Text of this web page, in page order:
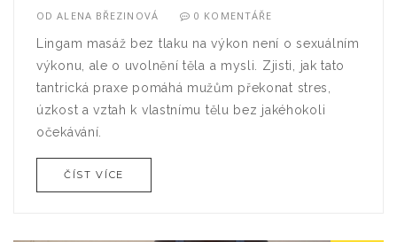
ODALENA BŘEZINOVÁ 0 KOMENTÁŘE
Lingam masáž bez tlaku na výkon není o sexuálním
výkonu, ale o uvolnění těla a mysli. Zjisti, jak tato
tantrická praxe pomáhá mužům překonat stres,
úzkost a vztah k vlastnímu tělu bez jakéhokoli
očekávání.
ČÍST VÍCE